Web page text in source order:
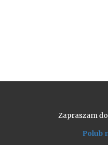
Zapraszam
Polub